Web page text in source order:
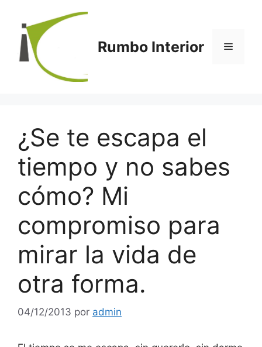
contenido
Rumbo Interior Menú
¿Se te escapa el
tiempo y no sabes
cómo? Mi
compromiso para
mirar la vida de
otra forma.
04/12/2013 por admin